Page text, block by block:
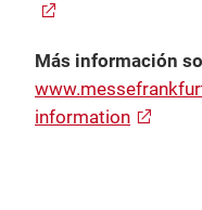
Más información
information